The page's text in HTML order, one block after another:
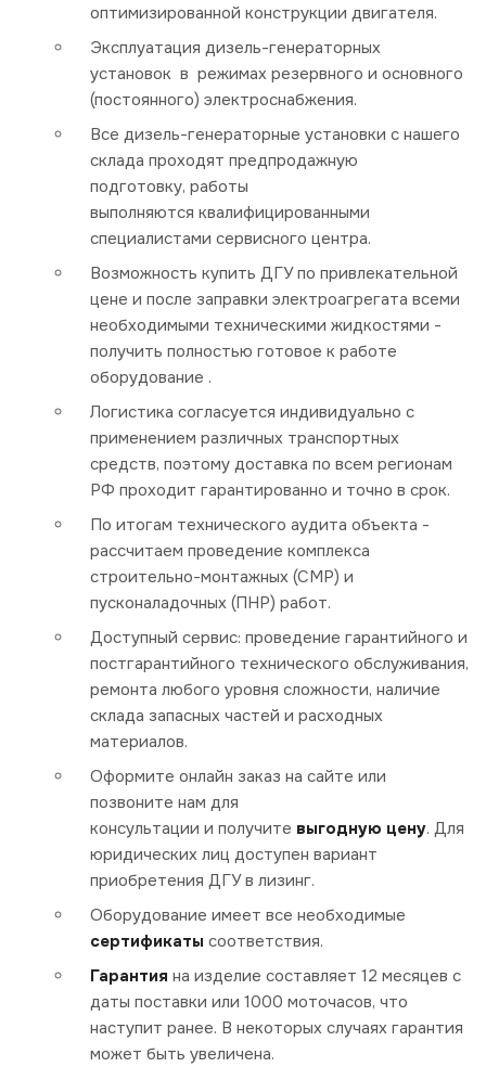
оптимизированной конструкции двигателя.
Эксплуатация дизель-генераторных
установок в режимах резервного и основного
(постоянного) электроснабжения.
Все дизель-генераторные установки с нашего
склада проходят предпродажную
подготовку, работы
выполняются квалифицированными
специалистами сервисного центра.
Возможность купить ДГУ по привлекательной
цене и после заправки электроагрегата всеми
необходимыми техническими жидкостями -
получить полностью готовое к работе
оборудование .
Логистика согласуется индивидуально с
применением различных транспортных
средств, поэтому доставка по всем регионам
РФ проходит гарантированно и точно в срок.
По итогам технического аудита объекта -
рассчитаем проведение комплекса
строительно-монтажных (СМР) и
пусконаладочных (ПНР) работ.
Доступный сервис: проведение гарантийного и
постгарантийного технического обслуживания,
ремонта любого уровня сложности, наличие
склада запасных частей и расходных
материалов.
Оформите онлайн заказ на сайте или
позвоните нам для
консультации и получите выгодную цену. Для
юридических лиц доступен вариант
приобретения ДГУ в лизинг.
Оборудование имеет все необходимые
сертификаты соответствия.
Гарантия на изделие составляет 12 месяцев с
даты поставки или 1000 моточасов, что
наступит ранее. В некоторых случаях гарантия
может быть увеличена.